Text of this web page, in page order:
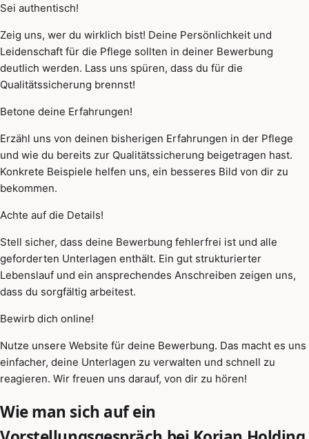
Sei authentisch!
Zeig uns, wer du wirklich bist! Deine Persönlichkeit und
Leidenschaft für die Pflege sollten in deiner Bewerbung
deutlich werden. Lass uns spüren, dass du für die
Qualitätssicherung brennst!
Betone deine Erfahrungen!
Erzähl uns von deinen bisherigen Erfahrungen in der Pflege
und wie du bereits zur Qualitätssicherung beigetragen hast.
Konkrete Beispiele helfen uns, ein besseres Bild von dir zu
bekommen.
Achte auf die Details!
Stell sicher, dass deine Bewerbung fehlerfrei ist und alle
geforderten Unterlagen enthält. Ein gut strukturierter
Lebenslauf und ein ansprechendes Anschreiben zeigen uns,
dass du sorgfältig arbeitest.
Bewirb dich online!
Nutze unsere Website für deine Bewerbung. Das macht es uns
einfacher, deine Unterlagen zu verwalten und schnell zu
reagieren. Wir freuen uns darauf, von dir zu hören!
Wie man sich auf ein